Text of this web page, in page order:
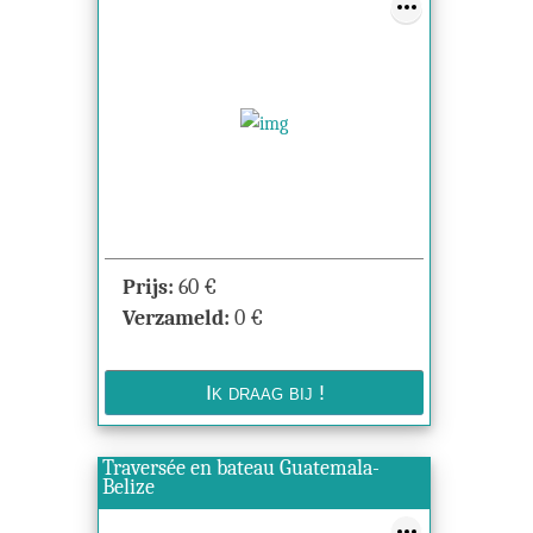
Prijs: 60 €
Verzameld: 0 €
Traversée en bateau Guatemala-
Belize